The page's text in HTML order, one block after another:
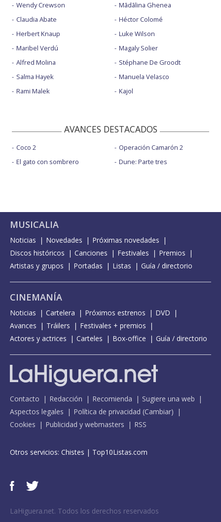
Wendy Crewson
Claudia Abate
Herbert Knaup
Maribel Verdú
Alfred Molina
Salma Hayek
Rami Malek
Mãdãlina Ghenea
Héctor Colomé
Luke Wilson
Magaly Solier
Stéphane De Groodt
Manuela Velasco
Kajol
AVANCES DESTACADOS
Coco 2
El gato con sombrero
Operación Camarón 2
Dune: Parte tres
MUSICALIA
Noticias Novedades
Próximas novedades
Discos históricos
Canciones Festivales
Premios
Artistas y grupos
Portadas Listas Guía / directorio
CINEMANÍA
Noticias Cartelera Próximos estrenos
DVD
Avances
Tráilers
Festivales + premios
Actores y actrices
Carteles Box-office Guía / directorio
Contacto Redacción Recomienda
Sugiere una web
Aspectos legales
Política de privacidad (Cambiar)
Cookies
Publicidad y webmasters RSS
Otros servicios: Chistes | Top10Listas.com
LaHiguera.net. Todos los derechos reservados